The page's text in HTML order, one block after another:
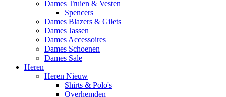
Dames Truien & Vesten
Spencers
Dames Blazers & Gilets
Dames Jassen
Dames Accessoires
Dames Schoenen
Dames Sale
Heren
Heren Nieuw
Shirts & Polo's
Overhemden